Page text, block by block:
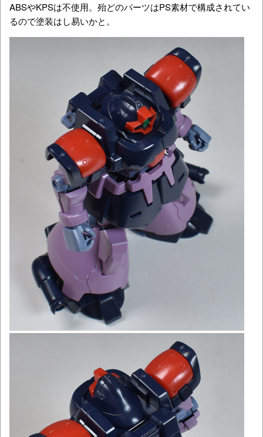
ABSやKPSは不使用。殆どのパーツはPS素材で構成されてい
るので塗装はし易いかと。